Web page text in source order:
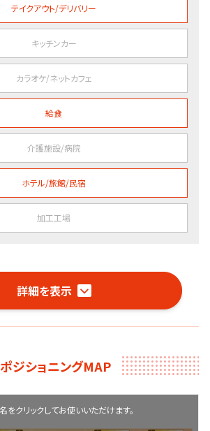
テイクアウト/デリバリー
キッチンカー
カラオケ/ネットカフェ
給食
介護施設/病院
ホテル/旅館/民宿
加工工場
詳細を表示
ジショニングMAP
クリックしてお使いいただけます。